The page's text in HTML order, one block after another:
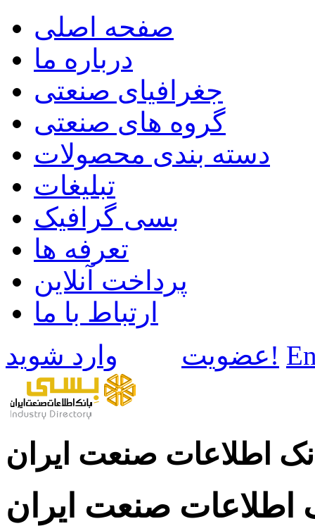
صفحه اصلی
درباره ما
جغرافیای صنعتی
گروه های صنعتی
دسته بندی محصولات
تبلیغات
بسی گرافیک
تعرفه ها
پرداخت آنلاین
ارتباط با ما
عضویتوارد شوید!
اطلاعات صنعت ایران
اطلاعات صنعت ایران